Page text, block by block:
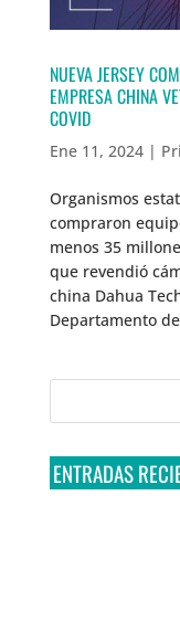
NUEVA JERSEY
EMPRESA CHINA
COVID
Ene 11, 2024|
Organismos
compraron
menos 35
que revendió
china Dahua
Departamento
ENTRADAS